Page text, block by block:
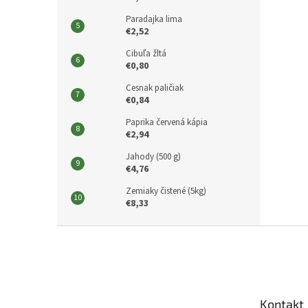
Paradajka lima
€2,52
Cibuľa žltá
€0,80
Cesnak paličiak
€0,84
Paprika červená kápia
€2,94
Jahody (500 g)
€4,76
Zemiaky čistené (5kg)
€8,33
Kontakt